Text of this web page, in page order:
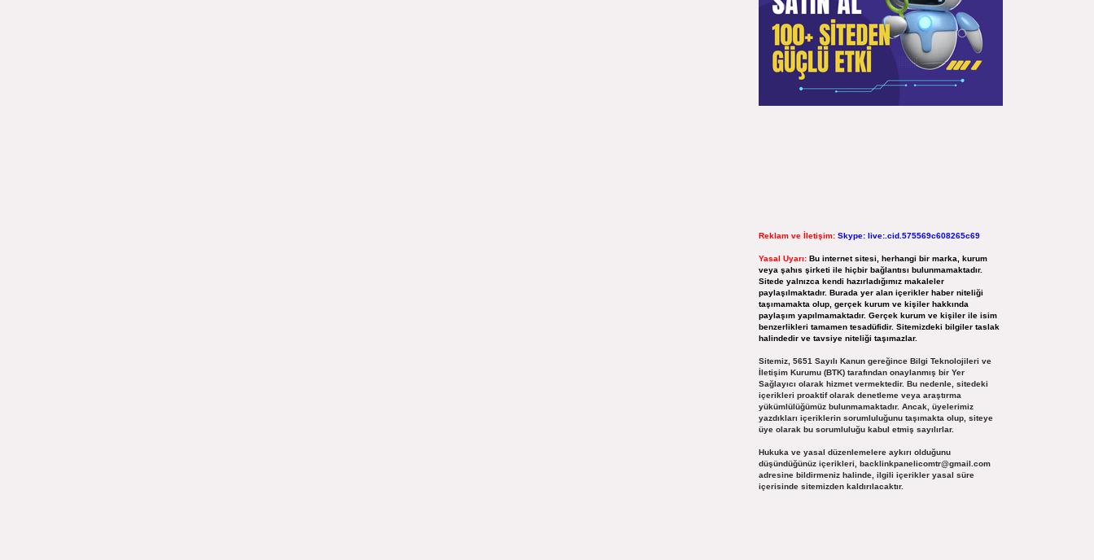
Reklam ve İletişim: Skype: live:.cid.575569c608265c69
Yasal Uyarı: Bu internet sitesi, herhangi bir marka, kurum
veya şahıs şirketi ile hiçbir bağlantısı bulunmamaktadır.
Sitede yalnızca kendi hazırladığımız makaleler
paylaşılmaktadır. Burada yer alan içerikler haber niteliği
taşımamakta olup, gerçek kurum ve kişiler hakkında
paylaşım yapılmamaktadır. Gerçek kurum ve kişiler ile isim
benzerlikleri tamamen tesadüfidir. Sitemizdeki bilgiler taslak
halindedir ve tavsiye niteliği taşımazlar.
Sitemiz, 5651 Sayılı Kanun gereğince Bilgi Teknolojileri ve
İletişim Kurumu (BTK) tarafından onaylanmış bir Yer
Sağlayıcı olarak hizmet vermektedir. Bu nedenle, sitedeki
içerikleri proaktif olarak denetleme veya araştırma
yükümlülüğümüz bulunmamaktadır. Ancak, üyelerimiz
yazdıkları içeriklerin sorumluluğunu taşımakta olup, siteye
üye olarak bu sorumluluğu kabul etmiş sayılırlar.
Hukuka ve yasal düzenlemelere aykırı olduğunu
düşündüğünüz içerikleri, backlinkpanelicomtr@gmail.com
adresine bildirmeniz halinde, ilgili içerikler yasal süre
içerisinde sitemizden kaldırılacaktır.